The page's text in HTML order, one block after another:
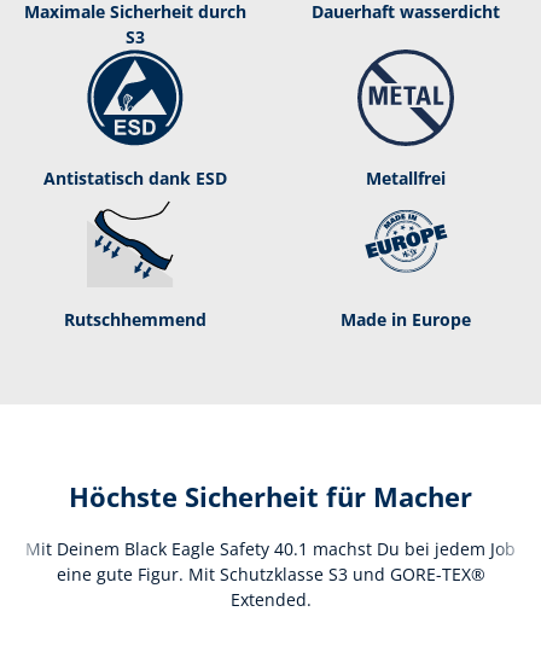
Maximale Sicherheit durch
S3
Dauerhaft was­ser­dicht
Antistatisch dank ESD Metallfrei
Rutsch­hem­mend Made in Europe
Höchste Sicherheit für Macher
Mit Deinem Black Eagle Safety 40.1 machst Du bei jedem Job
eine gute Figur. Mit Schutzklasse S3 und GORE-TEX®
Extended.